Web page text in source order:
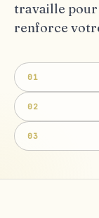
travaille pour
renforce
01
02
03